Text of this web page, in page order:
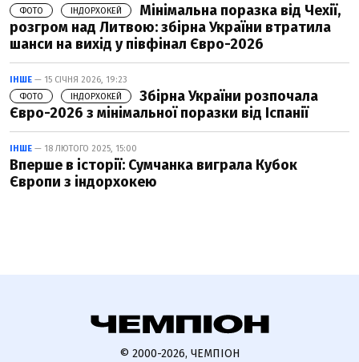
ФОТО
ІНДОРХОКЕЙ
Мінімальна поразка від Чехії,
розгром над Литвою: збірна України втратила
шанси на вихід у півфінал Євро-2026
ІНШЕ — 15 СІЧНЯ 2026, 19:23
ФОТО
ІНДОРХОКЕЙ
Збірна України розпочала
Євро-2026 з мінімальної поразки від Іспанії
ІНШЕ — 18 ЛЮТОГО 2025, 15:00
Вперше в історії: Сумчанка виграла Кубок
Європи з індорхокею
© 2000-2026, ЧЕМПІОН